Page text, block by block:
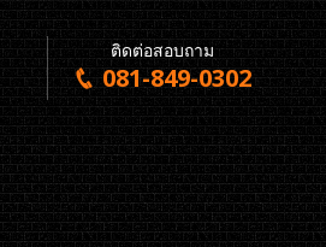
ติดต่อสอบถาม
081-849-0302